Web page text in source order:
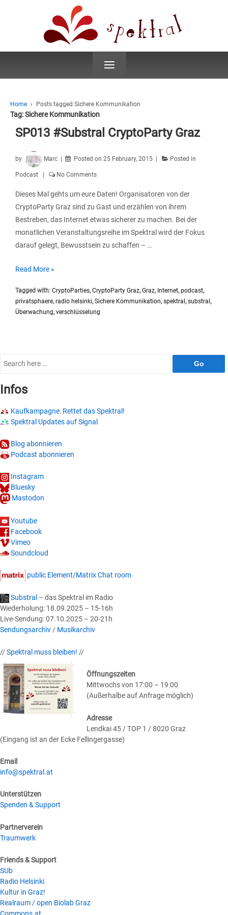
≡
Home › Posts tagged Sichere Kommunikation
Tag:Sichere Kommunikation
SP013 #Substral CryptoParty Graz
by Marc Posted on 25 February, 2015 Posted in
Podcast No Comments
Dieses Mal gehts um eure Daten! Organisatoren von der
CryptoParty Graz sind zu Gast und erzählen von ihrem
Bestreben, das Internet etwas sicherer zu machen. Bei der
monatlichen Veranstaltungsreihe im Spektral wird der Fokus
darauf gelegt, Bewusstsein zu schaffen – …
SP013
CryptoParty
Graz
Read More »
Tagged with: CryptoParties,CryptoParty Graz,Graz, Internet,podcast,
privatsphaere,radio helsinki,Sichere Kommunikation,spektral ,substral ,
Überwachung,verschlüsselung
Search
Infos
Kaufkampagne: Rettet das Spektral!
Spektral Updates auf Signal
Blog abonnieren
Podcast abonnieren
Instagram
Bluesky
Mastodon
Youtube
Facebook
Vimeo
Soundcloud
public Element/Matrix Chat room
Substral – das Spektral im Radio
Wiederholung: 18.09.2025 – 15-16h
Live-Sendung: 07.10.2025 – 20-21h
Sendungsarchiv/ Musikarchiv
//Spektral muss bleiben! //
Öffnungszeiten
Mittwochs von 17:00 – 19:00
(Außerhalbe auf Anfrage möglich)
Adresse
Lendkai 45 / TOP 1 / 8020 Graz
(Eingang ist an der Ecke Fellingergasse)
Email
info@spektral.at
Unterstützen
Spenden & Support
Partnerverein
Traumwerk
Friends & Support
SUb
Radio Helsinki
Kultur in Graz!
Realraum / open Biolab Graz